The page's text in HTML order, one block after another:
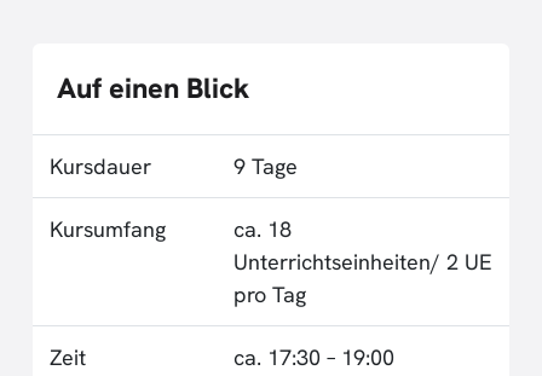
Auf einen Blick
Kursdauer 9 Tage
Kursumfang
ca. 18
Unterrichtseinheiten/ 2 UE
pro Tag
Zeit ca. 17:30 – 19:00